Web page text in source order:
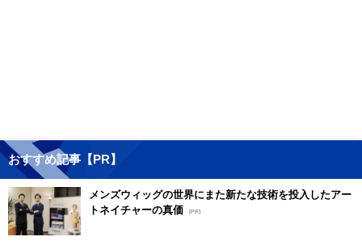
おすすめ記事【PR】
メンズウィッグの世界にまた新たな技術を投入したアー
トネイチャーの真価 [PR]